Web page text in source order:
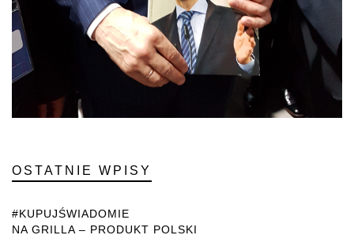
OSTATNIE WPISY
#KUPUJŚWIADOMIE
NA GRILLA – PRODUKT POLSKI